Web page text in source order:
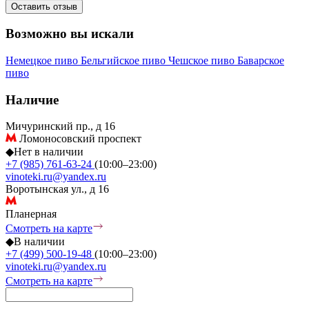
Оставить отзыв
Возможно вы искали
Немецкое пиво Бельгийское пиво Чешское пиво Баварское
пиво
Наличие
Мичуринский пр., д 16
Ломоносовский проспект
◆Нет в наличии
+7 (985) 761-63-24 (10:00–23:00)
vinoteki.ru@yandex.ru
Воротынская ул., д 16
Планерная
Смотреть на карте
◆В наличии
+7 (499) 500-19-48 (10:00–23:00)
vinoteki.ru@yandex.ru
Смотреть на карте